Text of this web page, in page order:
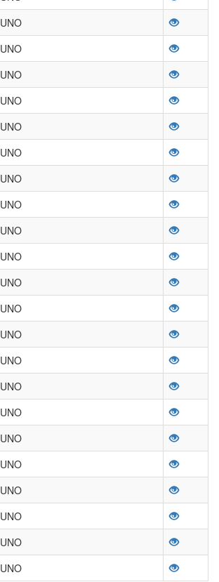
UNO
UNO
UNO
UNO
UNO
UNO
UNO
UNO
UNO
UNO
UNO
UNO
UNO
UNO
UNO
UNO
UNO
UNO
UNO
UNO
UNO
UNO